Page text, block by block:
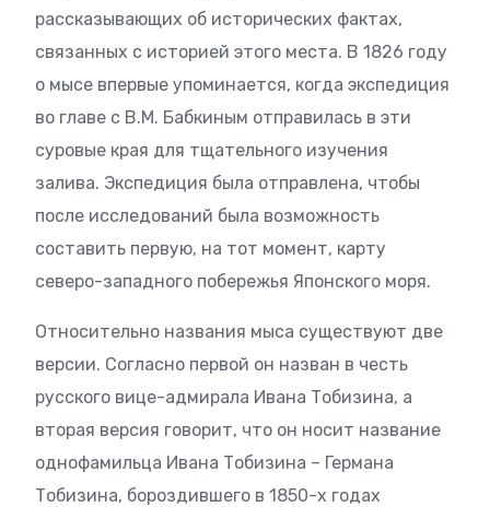
рассказывающих об исторических фактах,
связанных с историей этого места. В 1826 году
о мысе впервые упоминается, когда экспедиция
во главе с В.М. Бабкиным отправилась в эти
суровые края для тщательного изучения
залива. Экспедиция была отправлена, чтобы
после исследований была возможность
составить первую, на тот момент, карту
северо-западного побережья Японского моря.
Относительно названия мыса существуют две
версии. Согласно первой он назван в честь
русского вице-адмирала Ивана Тобизина, а
вторая версия говорит, что он носит название
однофамильца Ивана Тобизина – Германа
Тобизина, бороздившего в 1850-х годах